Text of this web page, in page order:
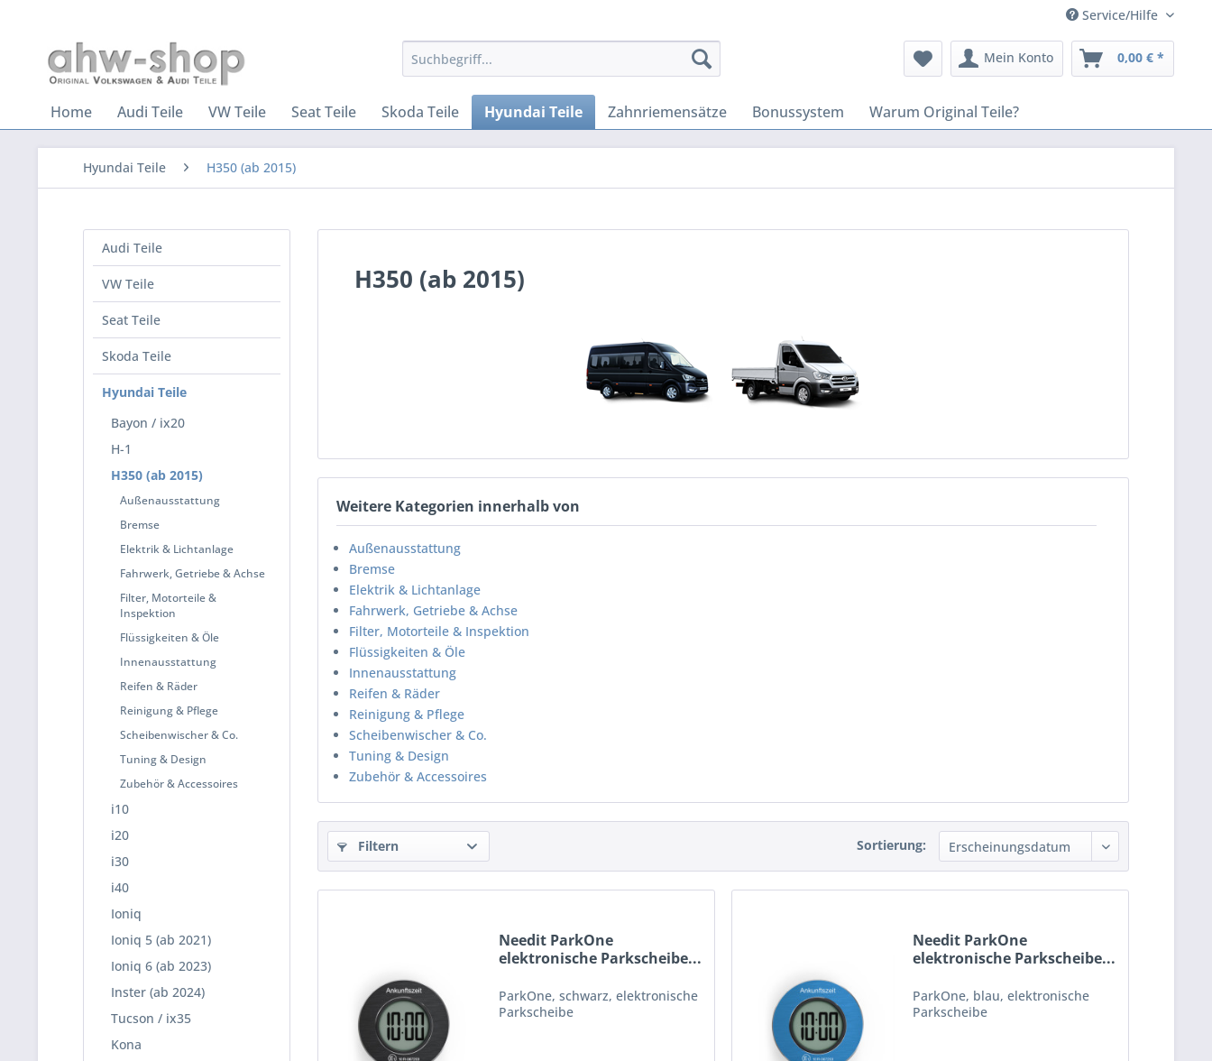
Service/Hilfe
Mein Konto 0,00 € *
Home Audi Teile VW Teile Seat Teile Skoda Teile Hyundai Teile Zahnriemensätze Bonussystem Warum Original Teile?
Hyundai Teile H350 (ab 2015)
Audi Teile
VW Teile
Seat Teile
Skoda Teile
Hyundai Teile
Bayon / ix20
H-1
H350 (ab 2015)
Außenausstattung
Bremse
Elektrik & Lichtanlage
Fahrwerk, Getriebe & Achse
Filter, Motorteile &
Inspektion
Flüssigkeiten & Öle
Innenausstattung
Reifen & Räder
Reinigung & Pflege
Scheibenwischer & Co.
Tuning & Design
Zubehör & Accessoires
i10
i20
i30
i40
Ioniq
Ioniq 5 (ab 2021)
Ioniq 6 (ab 2023)
Inster (ab 2024)
Tucson / ix35
Kona
H350 (ab 2015)
Weitere Kategorien innerhalb von
Außenausstattung
Bremse
Elektrik & Lichtanlage
Fahrwerk, Getriebe & Achse
Filter, Motorteile & Inspektion
Flüssigkeiten & Öle
Innenausstattung
Reifen & Räder
Reinigung & Pflege
Scheibenwischer & Co.
Tuning & Design
Zubehör & Accessoires
Filtern Sortierung:
Needit ParkOne
elektronische Parkscheibe...
ParkOne, schwarz, elektronische
Parkscheibe
Needit ParkOne
elektronische Parkscheibe...
ParkOne, blau, elektronische
Parkscheibe